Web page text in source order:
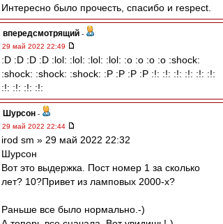
Интересно было прочесть, спасибо и respect.
впередсмотрящий -
29 май 2022 22:49
:D :D :D :D :lol: :lol: :lol: :lol: :o :o :o :o :shock:
:shock: :shock: :shock: :P :P :P :P :!: :!: :!: :!: :!: :!:
:!: :!: :!: :!:
Шурсон -
29 май 2022 22:44
irod sm » 29 май 2022 22:32
Шурсон
Вот это выдержка. Пост номер 1 за сколько
лет? 10?Привет из ламповых 2000-х?
Раньше все было нормально.-)